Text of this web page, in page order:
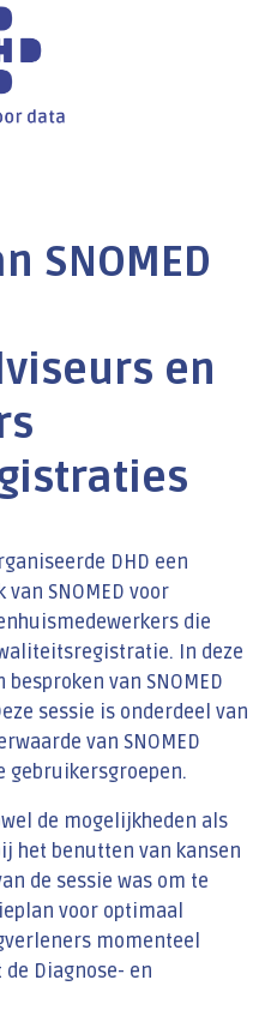
SNOMED
en
DHD een
SNOMED voor
die
In deze
van SNOMED
sessie is onderdeel van
van SNOMED
gebruikersgroepen.
de mogelijkheden als
het benutten van kansen
de sessie was om te
voor optimaal
momenteel
de Diagnose- en